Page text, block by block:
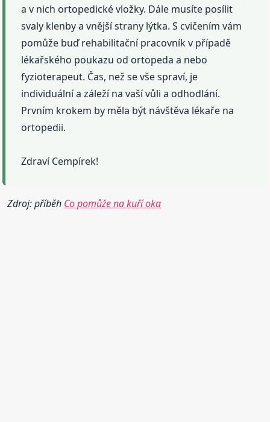
a v nich ortopedické vložky. Dále musíte posílit
svaly klenby a vnější strany lýtka. S cvičením vám
pomůže buď rehabilitační pracovník v případě
lékařského poukazu od ortopeda a nebo
fyzioterapeut. Čas, než se vše spraví, je
individuální a záleží na vaší vůli a odhodlání.
Prvním krokem by měla být návštěva lékaře na
ortopedii.
Zdraví Cempírek!
Zdroj: příběh Co pomůže na kuří oka